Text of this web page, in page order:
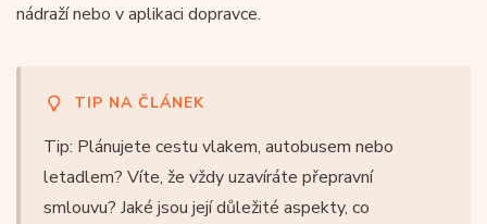
nádraží nebo v aplikaci dopravce.
TIP NA ČLÁNEK
Tip: Plánujete cestu vlakem, autobusem nebo
letadlem? Víte, že vždy uzavíráte přepravní
smlouvu? Jaké jsou její důležité aspekty, co